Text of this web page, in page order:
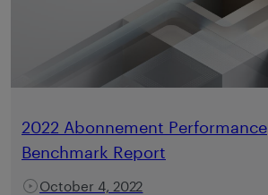
2022 Abonnement Performance
Benchmark Report
October 4, 2022